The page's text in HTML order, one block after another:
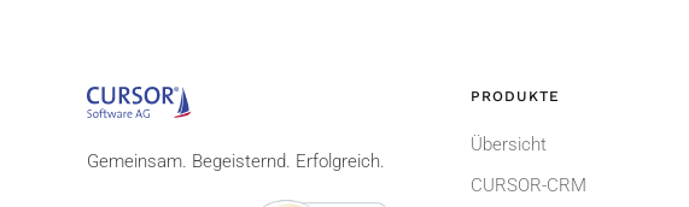
Gemeinsam. Begeisternd. Erfolgreich.
PRODUKTE
Übersicht
CURSOR-CRM